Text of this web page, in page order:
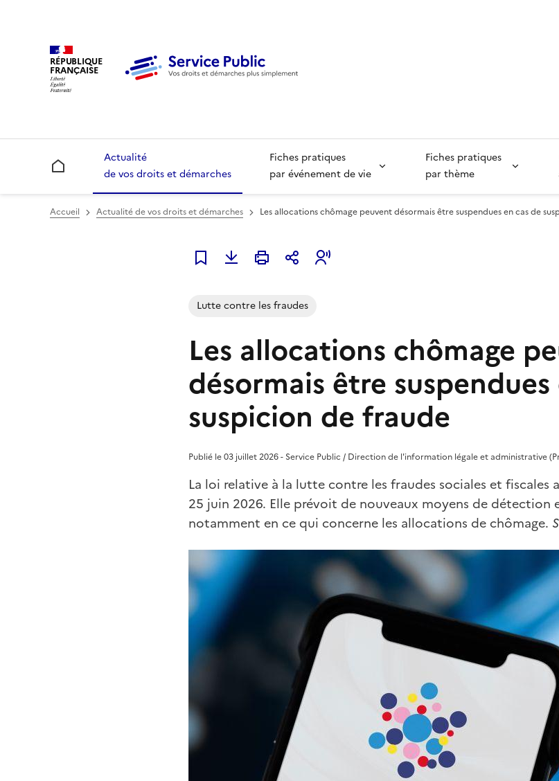
RÉPUBLIQUE
FRANÇAISE
Accueil
Actualité
de vos droits et démarches
Fiches pratiques
par événement de vie
Fiches pratiques
par thème
Accueil Actualité de vos droits et démarches Les allocations chômage peuvent désormais être suspendues en cas de
Ajouter à mes alertes
Lutte contre les fraudes
Les allocations chômage
désormais être
suspicion de fraude
Publié le 03 juillet 2026 - Service Public / Direction de l'information légale et administrative
La loi relative à la lutte contre les fraudes sociales et fiscales
25 juin 2026. Elle prévoit de nouveaux moyens de détection
notamment en ce qui concerne les allocations de chômage.